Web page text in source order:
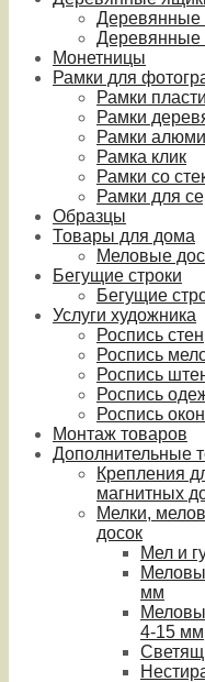
Деревянные
Деревянные
Монетницы
Рамки для
Рамки
Рамки
Рамки
Рамка клик
Рамки со
Рамки для
Образцы
Товары для дома
Меловые
Бегущие строки
Бегущие
Услуги художника
Роспись стен
Роспись
Роспись
Роспись
Роспись окон
Монтаж товаров
Дополнительные
Крепления
магнитных
Мелки,
досок
Мел и
мм
4-15 мм